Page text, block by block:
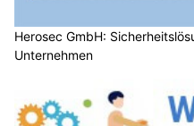
Herosec GmbH:
Unternehmen